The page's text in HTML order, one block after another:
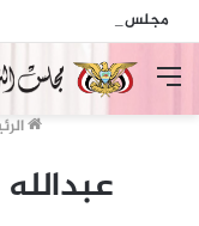
القائمة